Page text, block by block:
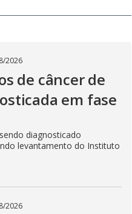
2026
de câncer de
em fase
diagnosticado
levantamento do Instituto
2026